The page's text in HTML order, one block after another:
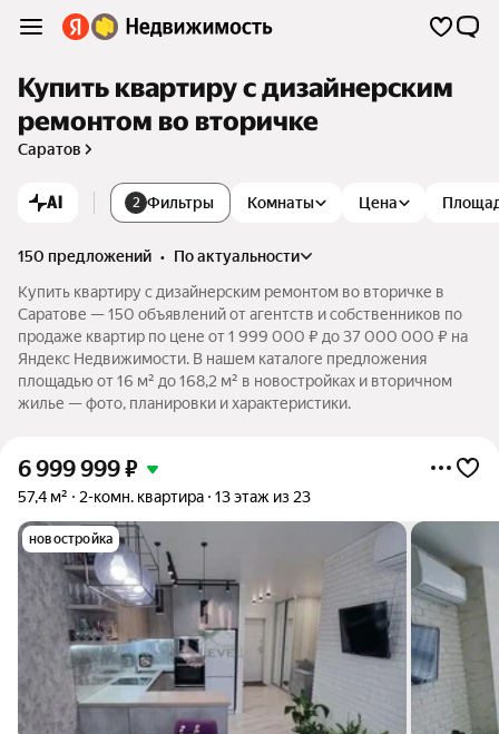
Купить квартиру с дизайнерским
ремонтом во вторичке
Саратов
AI 2 Фильтры Комнаты Цена
150 предложений •
по актуальности
Купить квартиру с дизайнерским ремонтом во вторичке в
Саратове — 150 объявлений от агентств и собственников по
продаже квартир по цене от 1 999 000 ₽ до 37 000 000 ₽ на
Яндекс Недвижимости. В нашем каталоге предложения
площадью от 16 м² до 168,2 м² в новостройках и вторичном
жилье — фото, планировки и характеристики.
6 999 999₽
57,4 м² 2-комн. квартира 13 этаж из 23
новостройка